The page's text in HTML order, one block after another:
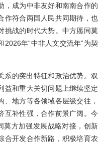
，成为中非友好和南南合作的
作符合两国人民共同期待，也
挑战的时代大势。中方愿同莫
年“中非人文交流年”为契
系的突出特征和政治优势。双
益和重大关切问题上继续坚定
地方等各领域各层级交往，
互补性强，合作前景广阔。今
莫方加强发展战略对接，创新
合开发合作新路，积极培育农